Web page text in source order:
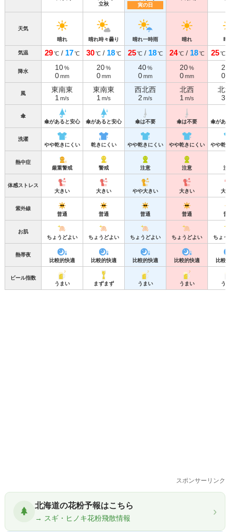
立秋 寅の日
天気
晴れ
晴れ時々曇り 晴れ一時雨 晴れ 晴
気温 29℃/ 17℃ 30℃/ 18℃ 25℃/ 18℃ 24℃/ 18℃ 25℃
降水 10%
0mm
20%
0mm
40%
0mm
20%
0mm
20
0
風
東南東
1 m/s
東南東
1 m/s
西北西
2 m/s
北西
1 m/s
北
3
傘
傘があると安心
傘があると安心 傘は不要 傘は不要 傘があ
洗濯
やや乾きにくい
乾きにくい やや乾きにくい やや乾きにくい やや乾
熱中症
厳重警戒
警戒 注意 注意 注
体感ストレス
大きい
大きい やや大きい 大きい 大
紫外線
普通
普通 普通 普通 普
お肌
ちょうどよい
ちょうどよい ちょうどよい ちょうどよい ちょう
熱帯夜
比較的快適
比較的快適 比較的快適 比較的快適 比較
ビール指数
うまい
まずまず うまい うまい う
スポンサーリンク
北海道の花粉予報はこちら
→ スギ・ヒノキ花粉飛散情報
›